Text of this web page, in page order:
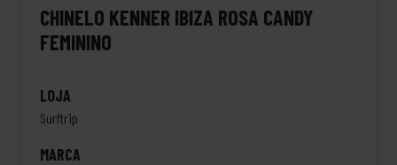
CHINELO KENNER IBIZA ROSA CANDY
FEMININO
LOJA
Surftrip
MARCA